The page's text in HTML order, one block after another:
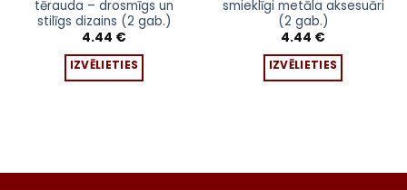
tērauda – drosmīgs un
stilīgs dizains (2 gab.)
4.44 €
IZVĒLIETIES
has
multiple
smieklīgi metāla aksesuāri
(2 gab.)
4.44 €
IZVĒLIETIES
has